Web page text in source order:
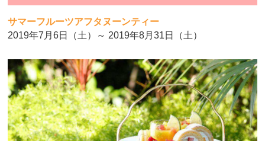
サマーフルーツアフタヌーンティー
2019年7月6日（土）～ 2019年8月31日（土）